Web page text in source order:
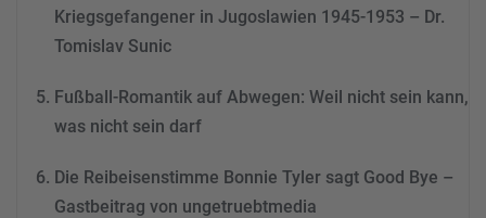
Kriegsgefangener in Jugoslawien 1945-1953 – Dr.
Tomislav Sunic
Fußball-Romantik auf Abwegen: Weil nicht sein kann,
was nicht sein darf
Die Reibeisenstimme Bonnie Tyler sagt Good Bye –
Gastbeitrag von ungetruebtmedia